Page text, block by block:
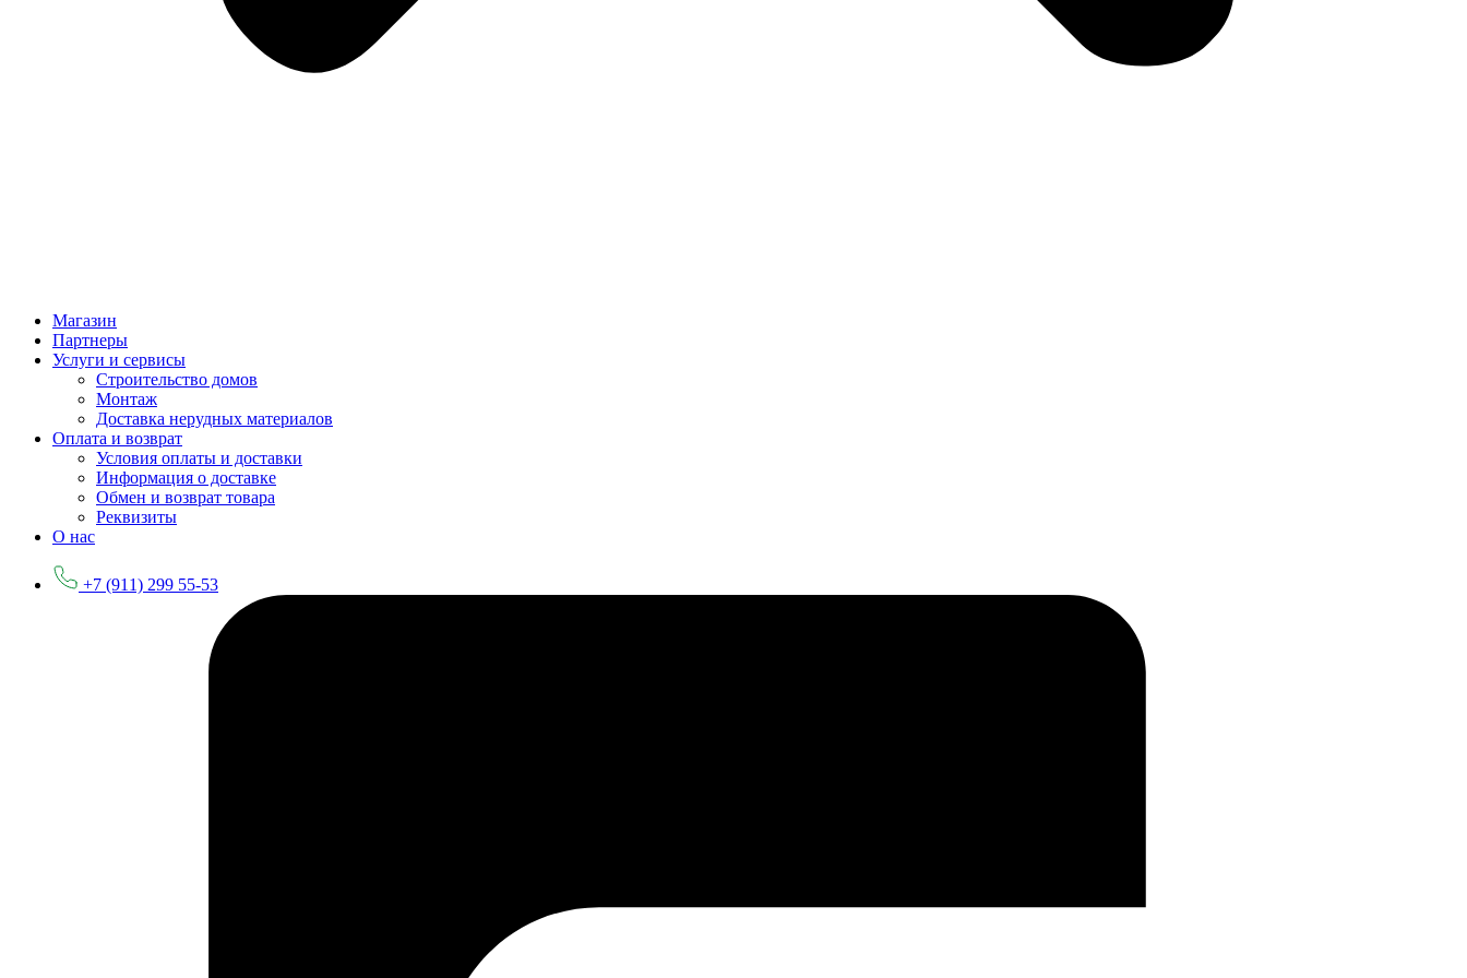
Магазин
Партнеры
Услуги и сервисы
Строительство домов
Монтаж
Доставка нерудных материалов
Оплата и возврат
Условия оплаты и доставки
Информация о доставке
Обмен и возврат товара
Реквизиты
О нас
+7 (911) 299 55-53